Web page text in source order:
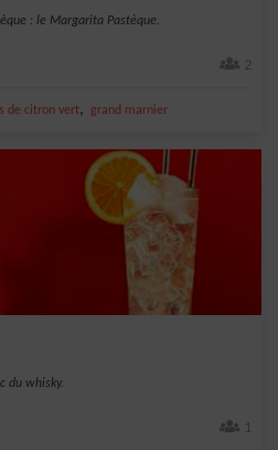
: le Margarita Pastèque.
2
de citron vert, grand marnier
du whisky.
1